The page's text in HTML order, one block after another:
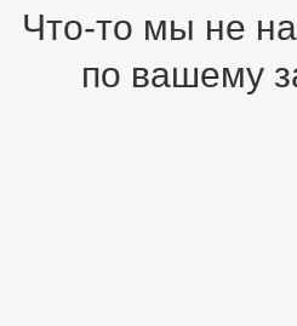
Что-то мы не
по вашему